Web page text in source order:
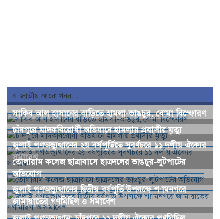
এ জাতীয় আরো খবর...
সাকিব আল হাসানের বাড়িতে হামলা-ভাঙচুর, বোমা বিস্ফোরণ
চাঁদপুরে মাদকবিরোধী অভিযানে হামলায় প্রবাসীর মৃত্যু
জুলাই গণঅভ্যুত্থানের ২য় বর্ষপূর্তিতে সুবর্ণচরে ১১ দলীয় ঐক্যের
সমাবেশ
তোলারাম কলেজ ছাত্রাবাসে ছাত্রদলের ভাঙচুর-লুটপাটের
অভিযোগ
জুলাই গণঅভ্যুত্থানের দ্বিতীয় বর্ষপূর্তি উপলক্ষে শ্যামনগরে
জামায়াতের গণমিছিল ও সমাবেশ